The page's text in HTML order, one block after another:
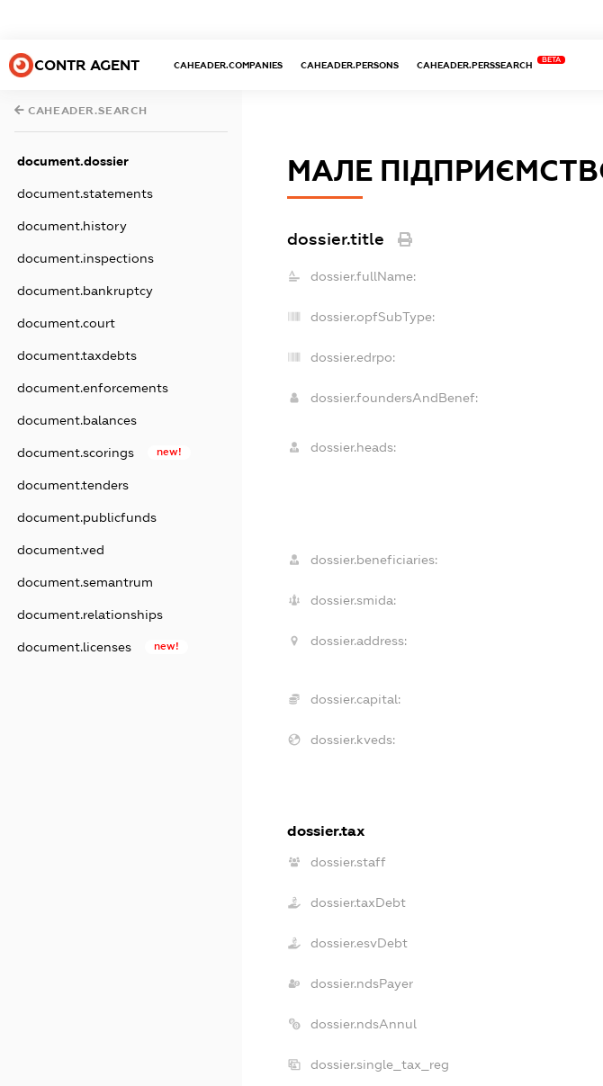
CONTR AGENT CAHEADER.COMPANIES CAHEADER.PERSONS CAHEADER.PERSSEARCH
BETA
CAHEADER.SEARCH
document.dossier
document.statements
document.history
document.inspections
document.bankruptcy
document.court
document.taxdebts
document.enforcements
document.balances
document.scorings new!
document.tenders
document.publicfunds
document.ved
document.semantrum
document.relationships
document.licenses new!
МАЛЕ
dossier.title
dossier.fullName:
dossier.opfSubType:
dossier.edrpo:
dossier.foundersAndBenef:
dossier.heads:
dossier.beneficiaries:
dossier.smida:
dossier.address:
dossier.capital:
dossier.kveds:
dossier.tax
dossier.staff
dossier.taxDebt
dossier.esvDebt
dossier.ndsPayer
dossier.ndsAnnul
dossier.single_tax_reg